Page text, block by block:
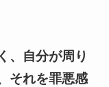
、自分が周り
それを罪悪感